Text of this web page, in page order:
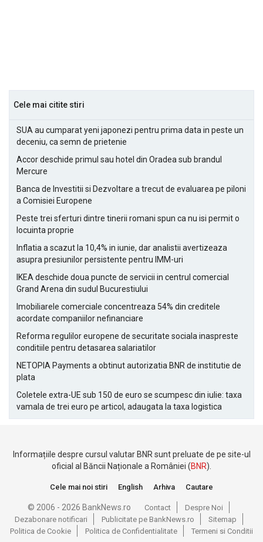
Cele mai citite stiri
SUA au cumparat yeni japonezi pentru prima data in peste un
deceniu, ca semn de prietenie
Accor deschide primul sau hotel din Oradea sub brandul
Mercure
Banca de Investitii si Dezvoltare a trecut de evaluarea pe piloni
a Comisiei Europene
Peste trei sferturi dintre tinerii romani spun ca nu isi permit o
locuinta proprie
Inflatia a scazut la 10,4% in iunie, dar analistii avertizeaza
asupra presiunilor persistente pentru IMM-uri
IKEA deschide doua puncte de servicii in centrul comercial
Grand Arena din sudul Bucurestiului
Imobiliarele comerciale concentreaza 54% din creditele
acordate companiilor nefinanciare
Reforma regulilor europene de securitate sociala inaspreste
conditiile pentru detasarea salariatilor
NETOPIA Payments a obtinut autorizatia BNR de institutie de
plata
Coletele extra-UE sub 150 de euro se scumpesc din iulie: taxa
vamala de trei euro pe articol, adaugata la taxa logistica
Informațiile despre cursul valutar BNR sunt preluate de pe site-ul
oficial al Băncii Naționale a României (BNR).
Cele mai noi stiri English Arhiva Cautare
© 2006 - 2026 BankNews.ro Contact
Despre Noi
Dezabonare notificari
Publicitate pe BankNews.ro
Sitemap
Politica de Cookie
Politica de Confidentialitate Termeni si Conditii